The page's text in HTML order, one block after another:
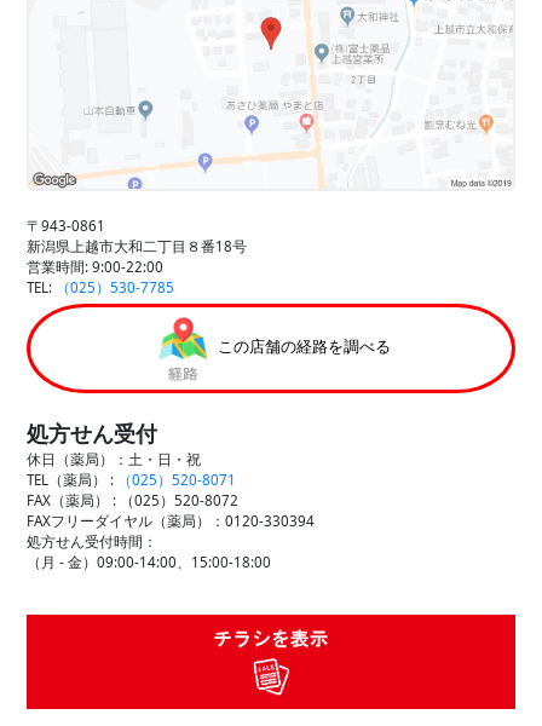
〒943-0861
新潟県上越市大和二丁目８番18号
営業時間: 9:00-22:00
TEL:
（025）530-7785
この店舗の経路を調べる
処方せん受付
休日（薬局）：土・日・祝
TEL（薬局） :
（025）520-8071
FAX（薬局） :
（025）520-8072
FAXフリーダイヤル（薬局）：0120-330394
処方せん受付時間：
（月 - 金）09:00-14:00、15:00-18:00